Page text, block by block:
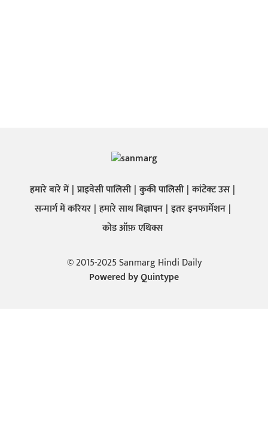
हमारे बारे में प्राइवेसी पालिसी कुकी पालिसी कांटेक्ट उस
सन्मार्ग में करियर हमारे साथ बिज्ञापन इतर इनफार्मेशन
कोड ऑफ़ एथिक्स
© 2015-2025 Sanmarg Hindi Daily
Powered byQuintype